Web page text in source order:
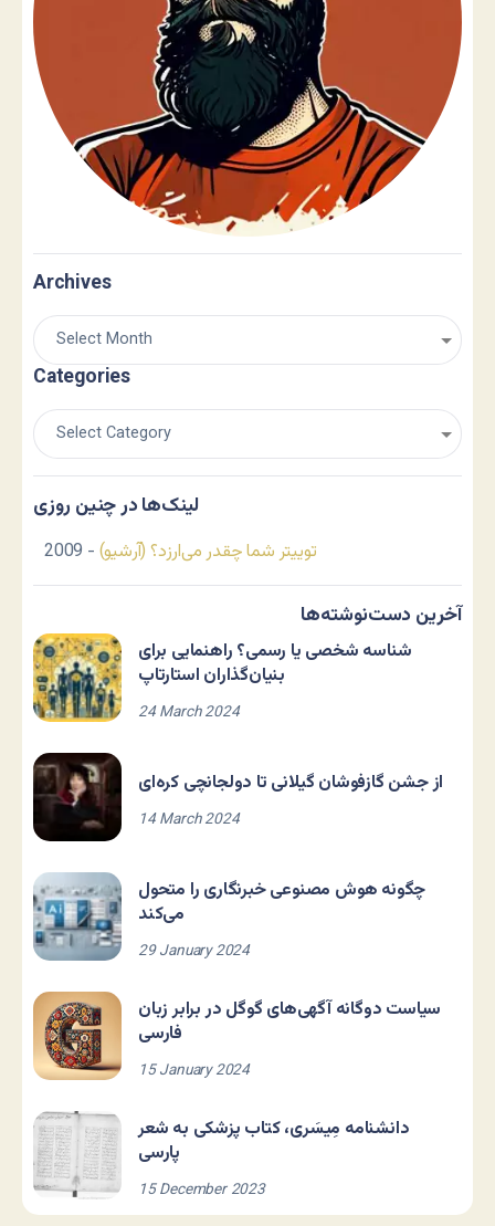
Archives
Categories
لینک‌ها در چنین روزی
توییتر شما چقدر می‌ارزد؟ (آرشیو) - 2009
آخرین دست‌نوشته‌ها
شناسه شخصی یا رسمی؟ راهنمایی برای
بنیان‌گذاران استارتاپ
24 March 2024
از جشن گازفوشان گیلانی تا دولجانچی کره‌ای
14 March 2024
چگونه هوش مصنوعی خبرنگاری را متحول
می‌کند
29 January 2024
سیاست دوگانه آگهی‌های گوگل در برابر زبان
فارسی
15 January 2024
دانشنامه مِیسَری، کتاب پزشکی به شعر
پارسی
15 December 2023